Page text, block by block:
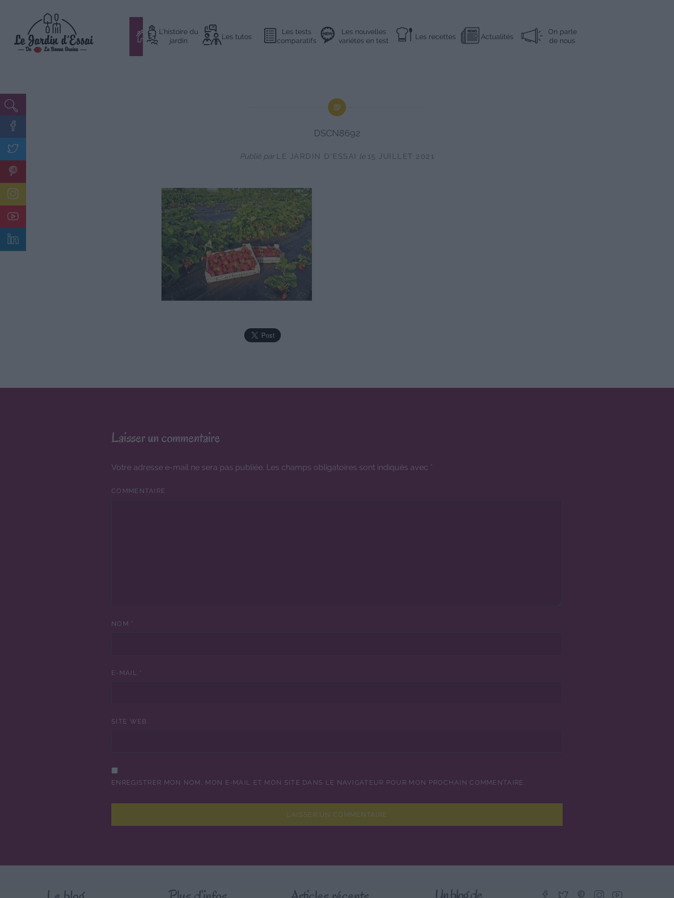
contenu
#
L’histoire du
jardin
Les tutos
Les tests
comparatifs
Les nouvelles
variétés en test
Les recettes Actualités
On parle
de nous
DSCN8692
Publié parLE JARDIN D'ESSAI le 15 JUILLET 2021
Laisser un commentaire
Votre adresse e-mail ne sera pas publiée. Les champs obligatoires sont indiqués avec *
COMMENTAIRE
NOM *
E-MAIL *
SITE WEB
ENREGISTRER MON NOM, MON E-MAIL ET MON SITE DANS LE NAVIGATEUR POUR MON PROCHAIN COMMENTAIRE.